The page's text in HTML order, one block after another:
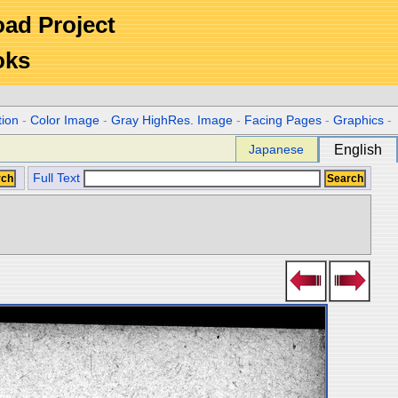
Project
-Color Image -Gray HighRes. Image - Facing Pages -Graphics -
Japanese English
Full Text